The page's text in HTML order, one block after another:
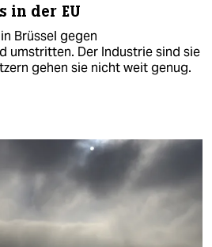
in der EU
Brüssel gegen
umstritten. Der Industrie sind sie
gehen sie nicht weit genug.